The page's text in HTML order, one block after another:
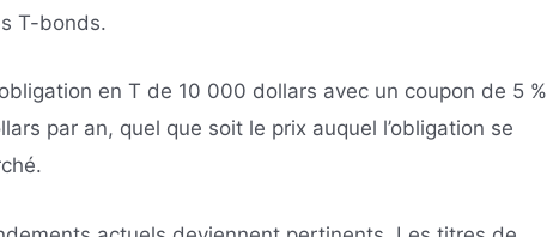
T-bonds.
en T de 10 000 dollars avec un coupon de 5 %
par an, quel que soit le prix auquel l’obligation se